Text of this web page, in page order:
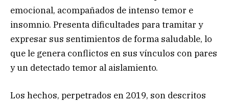
emocional, acompañados de intenso temor e
insomnio. Presenta dificultades para tramitar y
expresar sus sentimientos de forma saludable, lo
que le genera conflictos en sus vínculos con pares
y un detectado temor al aislamiento.
Los hechos, perpetrados en 2019, son descritos